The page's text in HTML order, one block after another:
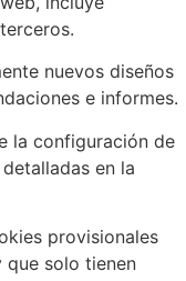
nuevos diseños
e informes.
la configuración de
en la
provisionales
que solo tienen